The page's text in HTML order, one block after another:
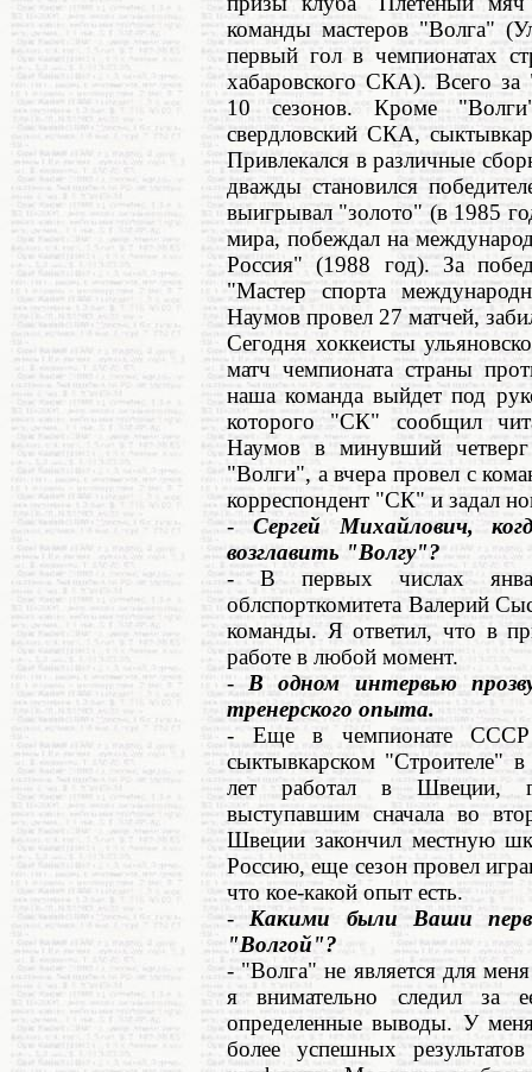
команды мастеров "Волга"
первый гол в чемпионатах
хабаровского СКА). Всего
10 сезонов. Кроме
свердловский СКА,
Привлекался в различные
дважды становился
выигрывал "золото" (в 1985
мира, побеждал на
Россия" (1988 год). За
"Мастер спорта
Наумов провел 27 матчей,
Сегодня хоккеисты
матч чемпионата страны
наша команда выйдет под
которого "СК" сообщил
Наумов в минувший
"Волги", а вчера провел с
корреспондент "СК" и задал
- Сергей Михайлович,
возглавить "Волгу"?
- В первых числах
облспорткомитета Валерий
команды. Я ответил, что в
работе в любой момент.
- В одном интервью
тренерского опыта.
- Еще в чемпионате СССР
сыктывкарском "Строителе" в
лет работал в Швеции,
выступавшим сначала во
Швеции закончил местную
Россию, еще сезон провел
что кое-какой опыт есть.
-Какими были Ваши
"Волгой"?
- "Волга" не является для
я внимательно следил за
определенные выводы. У меня
более успешных